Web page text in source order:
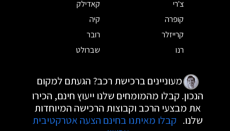
צ'רי
קאדילק
קופרה
קיה
קרייזלר
רובר
רנו
שברולט
מעוניינים ברכישת רכב? הגעתם למקום
הנכון. קבלו מהמומחים שלנו ייעוץ חינם, הכירו
את מבצעי הרכב וקבוצות הרכישה המיוחדות
שלנו. קבלו מאיתנו בחינם הצעה אטרקטיבית